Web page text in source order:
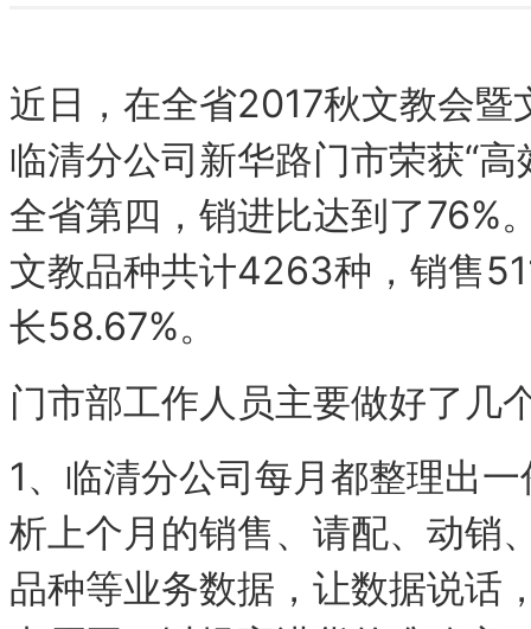
近日，在全省2017秋文教会暨
临清分公司新华路门市荣获“
全省第四，销进比达到了76%
文教品种共计4263种，销售
长58.67%。
门市部工作人员主要做好了几
1、临清分公司每月都整理出
析上个月的销售、请配、动销
品种等业务数据，让数据说话